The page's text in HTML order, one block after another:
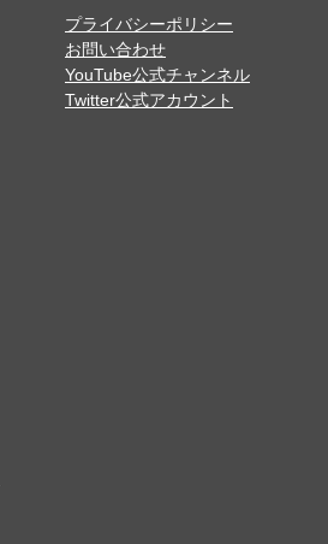
プライバシーポリシー
お問い合わせ
YouTube公式チャンネル
Twitter公式アカウント